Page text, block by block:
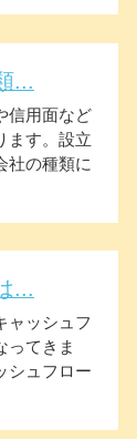
...
信用面など
ます。設立
社の種類に
...
ャッシュフ
ってきま
シュフロー